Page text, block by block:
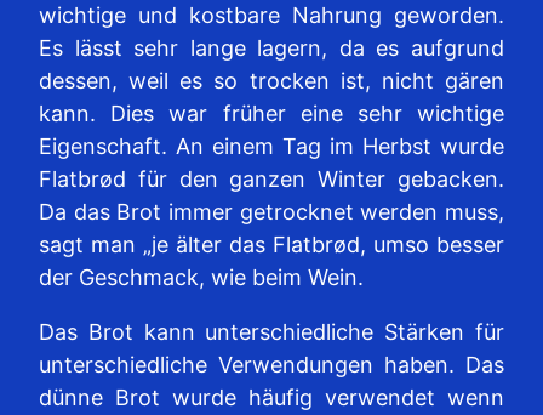
wichtige und kostbare Nahrung geworden.
Es lässt sehr lange lagern, da es aufgrund
dessen, weil es so trocken ist, nicht gären
kann. Dies war früher eine sehr wichtige
Eigenschaft. An einem Tag im Herbst wurde
Flatbrød für den ganzen Winter gebacken.
Da das Brot immer getrocknet werden muss,
sagt man „je älter das Flatbrød, umso besser
der Geschmack, wie beim Wein.
Das Brot kann unterschiedliche Stärken für
unterschiedliche Verwendungen haben. Das
dünne Brot wurde häufig verwendet wenn